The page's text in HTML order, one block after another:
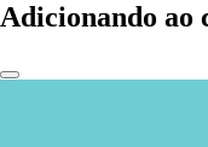
Adicionando ao